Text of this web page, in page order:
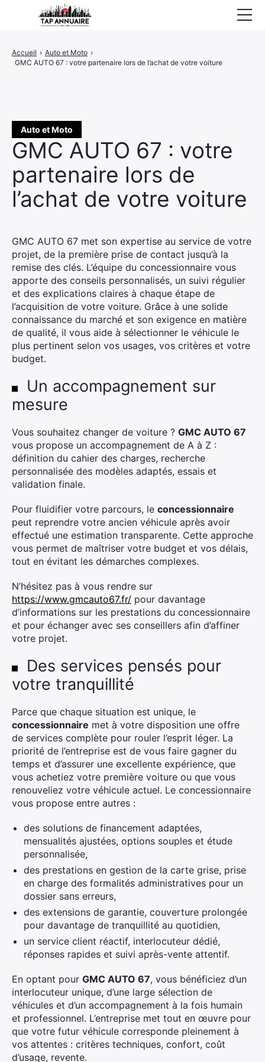
Accueil › Auto et Moto ›
GMC AUTO 67 : votre partenaire lors de l’achat de votre voiture
Auto et Moto
GMC AUTO 67 : votre
partenaire lors de
l’achat de votre voiture
GMC AUTO 67 met son expertise au service de votre
projet, de la première prise de contact jusqu’à la
remise des clés. L’équipe du concessionnaire vous
apporte des conseils personnalisés, un suivi régulier
et des explications claires à chaque étape de
l’acquisition de votre voiture. Grâce à une solide
connaissance du marché et son exigence en matière
de qualité, il vous aide à sélectionner le véhicule le
plus pertinent selon vos usages, vos critères et votre
budget.
Un accompagnement sur
mesure
Vous souhaitez changer de voiture ? GMC AUTO 67
vous propose un accompagnement de A à Z :
définition du cahier des charges, recherche
personnalisée des modèles adaptés, essais et
validation finale.
Pour fluidifier votre parcours, le concessionnaire
peut reprendre votre ancien véhicule après avoir
effectué une estimation transparente. Cette approche
vous permet de maîtriser votre budget et vos délais,
tout en évitant les démarches complexes.
N’hésitez pas à vous rendre sur
https://www.gmcauto67.fr/ pour davantage
d’informations sur les prestations du concessionnaire
et pour échanger avec ses conseillers afin d’affiner
votre projet.
Des services pensés pour
votre tranquillité
Parce que chaque situation est unique, le
concessionnaire met à votre disposition une offre
de services complète pour rouler l’esprit léger. La
priorité de l’entreprise est de vous faire gagner du
temps et d’assurer une excellente expérience, que
vous achetiez votre première voiture ou que vous
renouveliez votre véhicule actuel. Le concessionnaire
vous propose entre autres :
des solutions de financement adaptées,
mensualités ajustées, options souples et étude
personnalisée,
des prestations en gestion de la carte grise, prise
en charge des formalités administratives pour un
dossier sans erreurs,
des extensions de garantie, couverture prolongée
pour davantage de tranquillité au quotidien,
un service client réactif, interlocuteur dédié,
réponses rapides et suivi après-vente attentif.
En optant pour GMC AUTO 67, vous bénéficiez d’un
interlocuteur unique, d’une large sélection de
véhicules et d’un accompagnement à la fois humain
et professionnel. L’entreprise met tout en œuvre pour
que votre futur véhicule corresponde pleinement à
vos attentes : critères techniques, confort, coût
d’usage, revente.
Entreprises référencées